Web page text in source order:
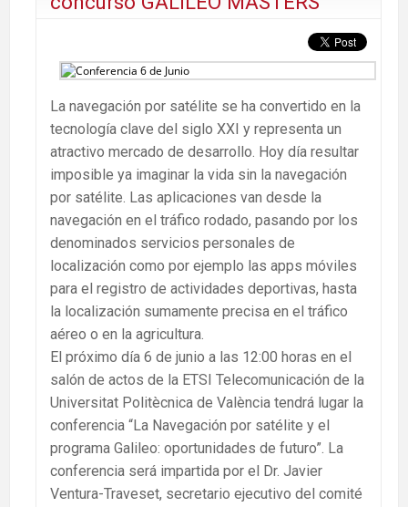
La navegación por satélite se ha convertido en la
tecnología clave del siglo XXI y representa un
atractivo mercado de desarrollo. Hoy día resultar
imposible ya imaginar la vida sin la navegación
por satélite. Las aplicaciones van desde la
navegación en el tráfico rodado, pasando por los
denominados servicios personales de
localización como por ejemplo las apps móviles
para el registro de actividades deportivas, hasta
la localización sumamente precisa en el tráfico
aéreo o en la agricultura.
El próximo día 6 de junio a las 12:00 horas en el
salón de actos de la ETSI Telecomunicación de la
Universitat Politècnica de València tendrá lugar la
conferencia “La Navegación por satélite y el
programa Galileo: oportunidades de futuro”. La
conferencia será impartida por el Dr. Javier
Ventura-Traveset, secretario ejecutivo del comité